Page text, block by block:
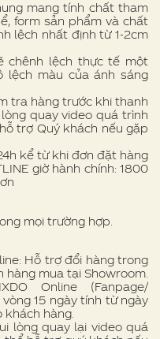
mang tính chất tham
form sản phẩm và chất
lệch nhất định từ 1-2cm
chênh lệch thực tế một
lệch màu của ánh sáng
tra hàng trước khi thanh
quay video quá trình
trợ Quý khách nếu gặp
kể từ khi đơn đặt hàng
giờ hành chính: 1800
mọi trường hợp.
Hỗ trợ đổi hàng trong
mua tại Showroom.
Online (Fanpage/
15 ngày tính từ ngày
khách hàng.
lòng quay lại video quá